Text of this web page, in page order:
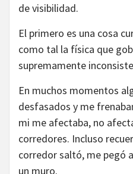
de visibilidad.
El primero es una cosa
como tal la física que
supremamente
En muchos momentos
desfasados y me
mi me afectaba, no
corredores. Incluso
corredor saltó, me pegó
un muro.